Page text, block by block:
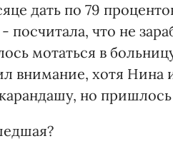
дать по 79
посчитала, что не
мотаться в
внимание, хотя Нина
но